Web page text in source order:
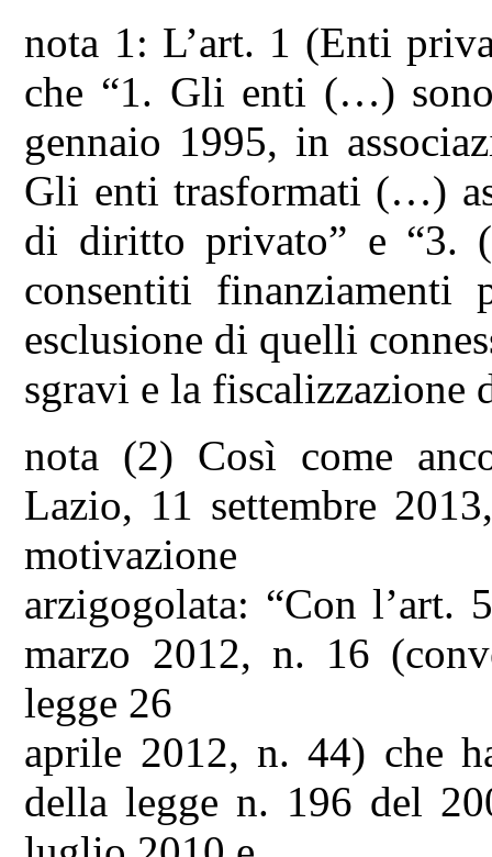
nota 1: L’art. 1 (Enti
che “1. Gli enti (…)
gennaio 1995, in
Gli enti trasformati (…)
di diritto privato” e “3.
consentiti
esclusione di quelli
sgravi e la fiscalizzazione
nota (2) Così come
Lazio, 11 settembre
motivazione
arzigogolata: “Con l’art.
marzo 2012, n. 16
legge 26
aprile 2012, n. 44) che
della legge n. 196 del